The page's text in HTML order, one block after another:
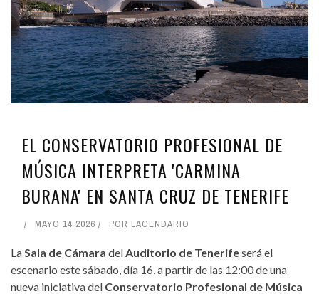
EL CONSERVATORIO PROFESIONAL DE
MÚSICA INTERPRETA 'CARMINA
BURANA' EN SANTA CRUZ DE TENERIFE
MAYO 14 2026 POR LAGENDARIO
LaSala de Cámara delAuditorio de Tenerifeserá el
escenario este sábado, día 16, a partir de las 12:00 de una
nueva iniciativa del Conservatorio Profesional de Música